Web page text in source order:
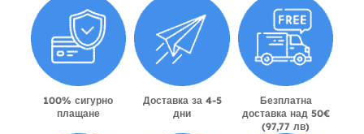
100% сигурно
плащане
Доставка за 4-5
дни
Безплатна
доставка над 50€
(97,77 лв)